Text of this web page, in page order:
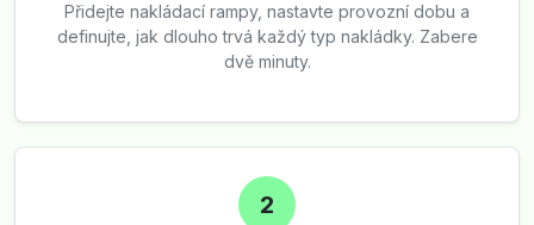
Přidejte nakládací rampy, nastavte provozní dobu a
definujte, jak dlouho trvá každý typ nakládky. Zabere
dvě minuty.
2